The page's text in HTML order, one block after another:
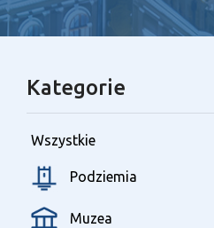
Kategorie
Wszystkie
Podziemia
Muzea